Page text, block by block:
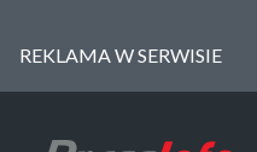
REKLAMA W SERWISIE